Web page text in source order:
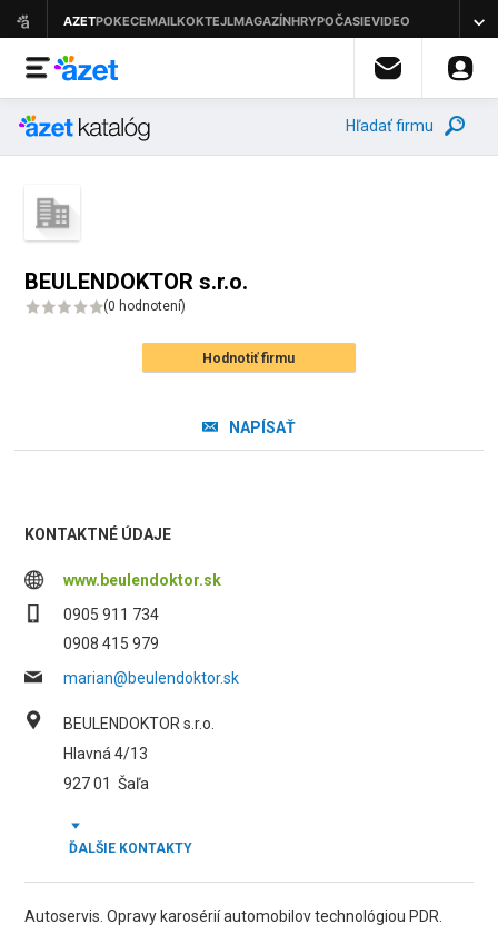
Hľadať firmu
BEULENDOKTOR s.r.o.
(0 hodnotení)
Hodnotiť firmu
NAPÍSAŤ
KONTAKTNÉ ÚDAJE
www.beulendoktor.sk
0905 911 734
0908 415 979
marian@beulendoktor.sk
BEULENDOKTOR s.r.o.
Hlavná 4/13
927 01 Šaľa
ĎALŠIE KONTAKTY
Autoservis. Opravy karosérií automobilov technológiou PDR.